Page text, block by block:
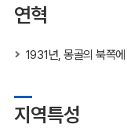
연혁
1931년, 몽골의 북쪽
지역특성